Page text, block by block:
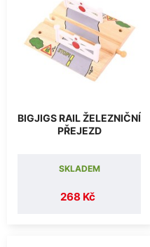
BIGJIGS RAIL ŽELEZNIČNÍ
PŘEJEZD
268 Kč
SKLADEM